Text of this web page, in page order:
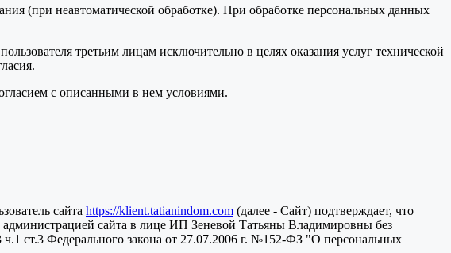
(при неавтоматической обработке). При обработке персональных данных
третьим лицам исключительно в целях оказания услуг технической
с описанными в нем условиями.
сайта https://klient.tatianindom.com (далее - Сайт) подтверждает, что
сайта в лице ИП Зеневой Татьяны Владимировны без
ст.3 Федерального закона от 27.07.2006 г. №152-ФЗ "О персональных